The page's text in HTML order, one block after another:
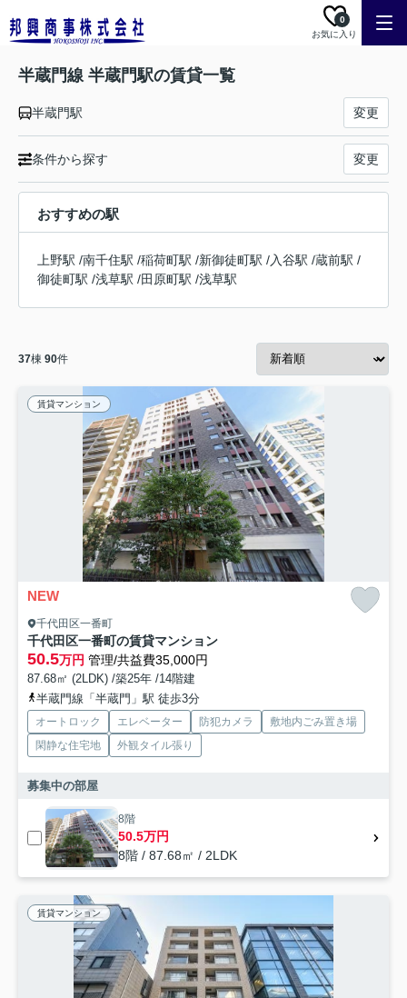
お気に入り
0
半蔵門線 半蔵門駅の賃貸一覧
半蔵門駅 変更
条件から探す 変更
おすすめの駅
上野駅 /南千住駅 /稲荷町駅 /新御徒町駅 /入谷駅 /蔵前駅 /
御徒町駅 /浅草駅 /田原町駅 /浅草駅
37棟 90件
賃貸マンション
NEW
千代田区一番町
千代田区一番町の賃貸マンション
50.5万円 管理/共益費35,000円
87.68㎡ (2LDK) /築25年 /14階建
半蔵門線「半蔵門」駅 徒歩3分
オートロック エレベーター 防犯カメラ
敷地内ごみ置き場
閑静な住宅地
外観タイル張り
募集中の部屋
8階
50.5万円
8階 / 87.68㎡ / 2LDK
賃貸マンション